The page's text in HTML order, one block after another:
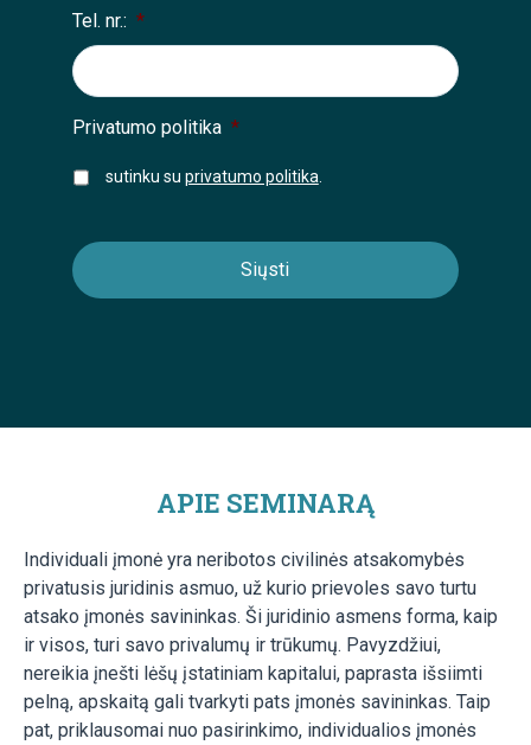
Tel. nr.: *
Privatumo politika *
sutinku su privatumo politika
APIE SEMINARĄ
Individuali įmonė yra neribotos civilinės atsakomybės
privatusis juridinis asmuo, už kurio prievoles savo turtu
atsako įmonės savininkas. Ši juridinio asmens forma, kaip
ir visos, turi savo privalumų ir trūkumų. Pavyzdžiui,
nereikia įnešti lėšų įstatiniam kapitalui, paprasta išsiimti
pelną, apskaitą gali tvarkyti pats įmonės savininkas. Taip
pat, priklausomai nuo pasirinkimo, individualios įmonės